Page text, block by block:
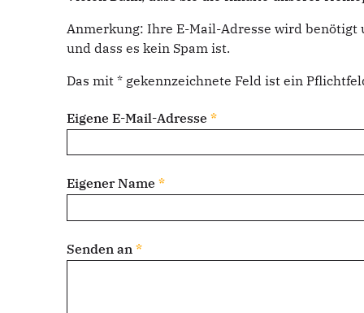
Anmerkung: Ihre E-Mail-Adresse wird benötigt
und dass es kein Spam ist.
Das mit * gekennzeichnete Feld ist ein
Eigene E-Mail-Adresse *
Eigener Name *
Senden an *